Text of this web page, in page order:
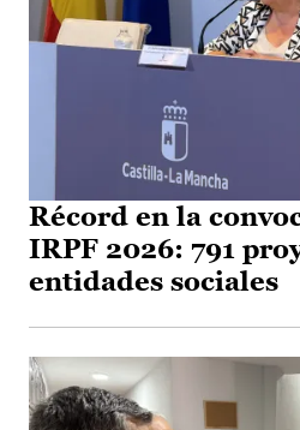
Récord en la
IRPF 2026: 791
entidades sociales